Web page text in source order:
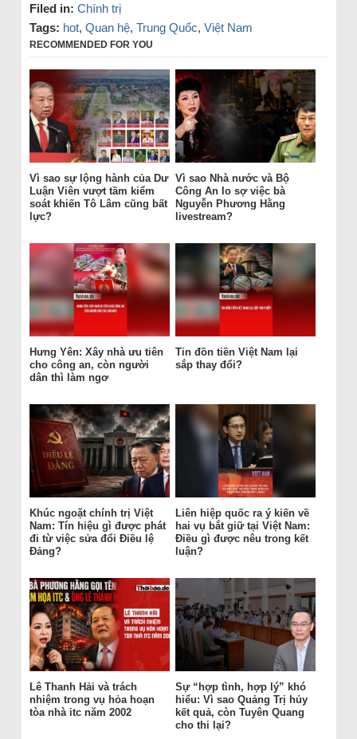
Filed in: Chính trị
Tags: hot, Quan hệ, Trung Quốc, Việt Nam
RECOMMENDED FOR YOU
Vì sao sự lộng hành của Dư
Luận Viên vượt tầm kiểm
soát khiến Tô Lâm cũng bất
lực?
Vì sao Nhà nước và Bộ
Công An lo sợ việc bà
Nguyễn Phương Hằng
livestream?
Hưng Yên: Xây nhà ưu tiên
cho công an, còn người
dân thì làm ngơ
Tin đồn tiền Việt Nam lại
sắp thay đổi?
Khúc ngoặt chính trị Việt
Nam: Tín hiệu gì được phát
đi từ việc sửa đổi Điều lệ
Đảng?
Liên hiệp quốc ra ý kiến về
hai vụ bắt giữ tại Việt Nam:
Điều gì được nêu trong kết
luận?
Lê Thanh Hải và trách
nhiệm trong vụ hỏa hoạn
tòa nhà itc năm 2002
Sự “hợp tình, hợp lý” khó
hiểu: Vì sao Quảng Trị hủy
kết quả, còn Tuyên Quang
cho thi lại?